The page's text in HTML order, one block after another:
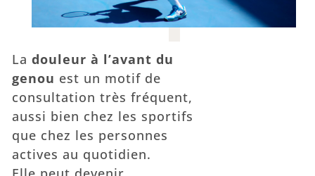
La douleur à l’avant du
genou est un motif de
consultation très fréquent,
aussi bien chez les sportifs
que chez les personnes
actives au quotidien.